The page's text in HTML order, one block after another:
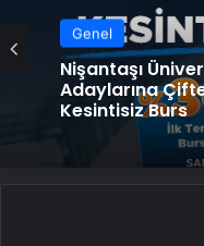
Genel
Nişantaşı
Adaylarına
Kesintisiz Burs